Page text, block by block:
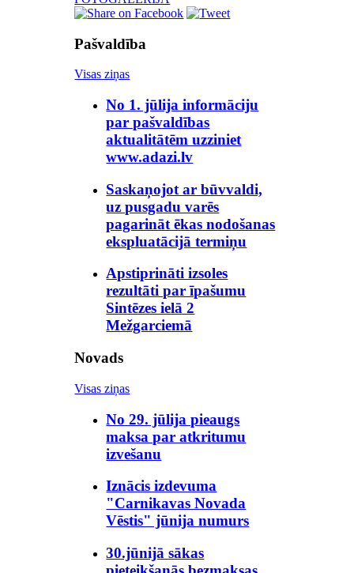
Pašvaldība
Visas ziņas
No 1. jūlija informāciju
par pašvaldības
aktualitātēm uzziniet
www.adazi.lv
Saskaņojot ar būvvaldi,
uz pusgadu varēs
pagarināt ēkas nodošanas
ekspluatācijā termiņu
Apstiprināti izsoles
rezultāti par īpašumu
Sintēzes ielā 2
Mežgarciemā
Novads
Visas ziņas
No 29. jūlija pieaugs
maksa par atkritumu
izvešanu
Iznācis izdevuma
"Carnikavas Novada
Vēstis" jūnija numurs
30.jūnijā sākas